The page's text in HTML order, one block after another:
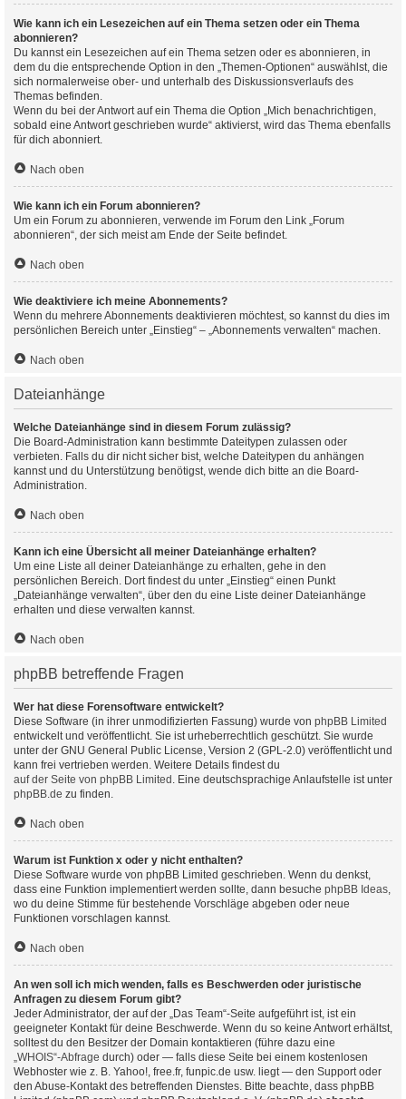
Wie kann ich ein Lesezeichen auf ein Thema setzen oder ein Thema
abonnieren?
Du kannst ein Lesezeichen auf ein Thema setzen oder es abonnieren, in
dem du die entsprechende Option in den „Themen-Optionen“ auswählst, die
sich normalerweise ober- und unterhalb des Diskussionsverlaufs des
Themas befinden.
Wenn du bei der Antwort auf ein Thema die Option „Mich benachrichtigen,
sobald eine Antwort geschrieben wurde“ aktivierst, wird das Thema ebenfalls
für dich abonniert.
Nach oben
Wie kann ich ein Forum abonnieren?
Um ein Forum zu abonnieren, verwende im Forum den Link „Forum
abonnieren“, der sich meist am Ende der Seite befindet.
Nach oben
Wie deaktiviere ich meine Abonnements?
Wenn du mehrere Abonnements deaktivieren möchtest, so kannst du dies im
persönlichen Bereich unter „Einstieg“ – „Abonnements verwalten“ machen.
Nach oben
Dateianhänge
Welche Dateianhänge sind in diesem Forum zulässig?
Die Board-Administration kann bestimmte Dateitypen zulassen oder
verbieten. Falls du dir nicht sicher bist, welche Dateitypen du anhängen
kannst und du Unterstützung benötigst, wende dich bitte an die Board-
Administration.
Nach oben
Kann ich eine Übersicht all meiner Dateianhänge erhalten?
Um eine Liste all deiner Dateianhänge zu erhalten, gehe in den
persönlichen Bereich. Dort findest du unter „Einstieg“ einen Punkt
„Dateianhänge verwalten“, über den du eine Liste deiner Dateianhänge
erhalten und diese verwalten kannst.
Nach oben
phpBB betreffende Fragen
Wer hat diese Forensoftware entwickelt?
Diese Software (in ihrer unmodifizierten Fassung) wurde von phpBB Limited
entwickelt und veröffentlicht. Sie ist urheberrechtlich geschützt. Sie wurde
unter der GNU General Public License, Version 2 (GPL-2.0) veröffentlicht und
kann frei vertrieben werden. Weitere Details findest du
auf der Seite von phpBB Limited . Eine deutschsprachige Anlaufstelle ist unter
phpBB.de zu finden.
Nach oben
Warum ist Funktion x oder y nicht enthalten?
Diese Software wurde von phpBB Limited geschrieben. Wenn du denkst,
dass eine Funktion implementiert werden sollte, dann besuche phpBB Ideas,
wo du deine Stimme für bestehende Vorschläge abgeben oder neue
Funktionen vorschlagen kannst.
Nach oben
An wen soll ich mich wenden, falls es Beschwerden oder juristische
Anfragen zu diesem Forum gibt?
Jeder Administrator, der auf der „Das Team“-Seite aufgeführt ist, ist ein
geeigneter Kontakt für deine Beschwerde. Wenn du so keine Antwort erhältst,
solltest du den Besitzer der Domain kontaktieren (führe dazu eine
„WHOIS“-Abfrage durch) oder — falls diese Seite bei einem kostenlosen
Webhoster wie z. B. Yahoo!, free.fr, funpic.de usw. liegt — den Support oder
den Abuse-Kontakt des betreffenden Dienstes. Bitte beachte, dass phpBB